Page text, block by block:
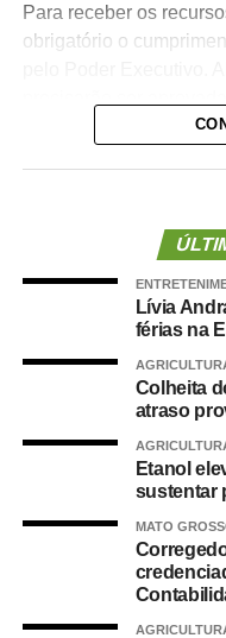
Para receber os
obrigatório o
A lei proíbe o uso
não seja relativo ao
Com origem noProjeto
, de autoria do
ano, com parecer
Agência Senado
citação da Agência
Agência
Lívia
férias na
Colheita
atraso
Etanol
sustentar
MATO